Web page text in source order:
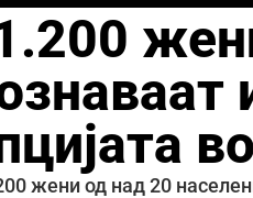
жени од над 20